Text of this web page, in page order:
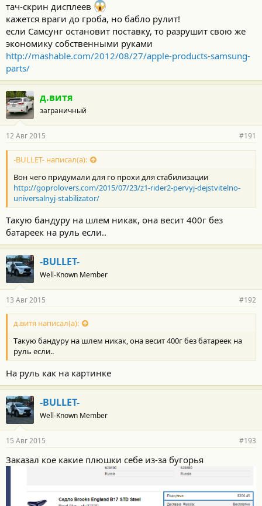
тач-скрин дисплеев
кажется враги до гроба, но бабло рулит!
если Самсунг остановит поставку, то разрушит свою же
экономику собственными руками
http://mashable.com/2012/08/27/apple-products-samsung-
parts/
д.витя
заграничный
12 Авг 2015 #191
-BULLET- написал(а):
Вон чего придумали для го прохи для стабилизации
http://goprolovers.com/2015/07/23/z1-rider2-pervyj-dejstvitelno-
universalnyj-stabilizator/
Tакую бандуру на шлем никак, она весит 400г без
батареек на руль если..
-BULLET-
Well-Known Member
13 Авг 2015 #192
д.витя написал(а):
Tакую бандуру на шлем никак, она весит 400г без батареек на
руль если..
На руль как на картинке
-BULLET-
Well-Known Member
15 Авг 2015 #193
Заказал кое какие плюшки себе из-за бугорья